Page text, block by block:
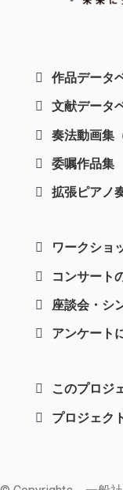
作品データ
文献データ
奏法動画集
委嘱作品集
拡張ピアノ
ワークショ
コンサート
座談会・シ
アンケート
このプロジ
プロジェク